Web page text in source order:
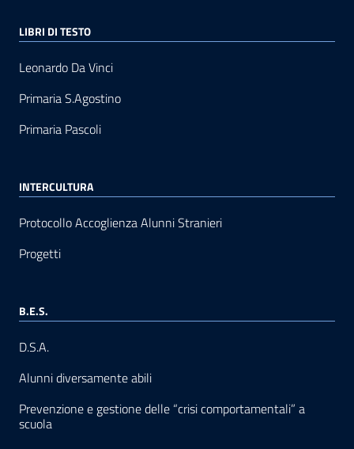
LIBRI DI TESTO
Leonardo Da Vinci
Primaria S.Agostino
Primaria Pascoli
INTERCULTURA
Protocollo Accoglienza Alunni Stranieri
Progetti
B.E.S.
D.S.A.
Alunni diversamente abili
Prevenzione e gestione delle “crisi comportamentali” a
scuola